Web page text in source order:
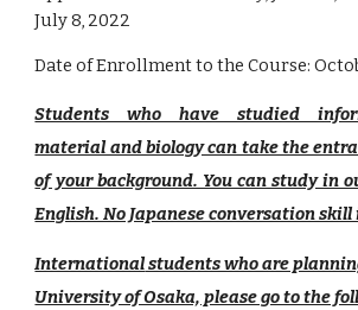
July 8, 2022
Date of Enrollment to the Course:
Students who have studied
material and biology can take the
of your background. You can study in
English. No Japanese conversation skill
Internationalstudents who are
University of Osaka, please go to the